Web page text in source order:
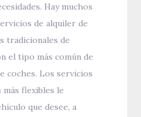
Hay muchos
de alquiler de
tradicionales de
el tipo más común de
coches. Los servicios
flexibles le
que desee, a